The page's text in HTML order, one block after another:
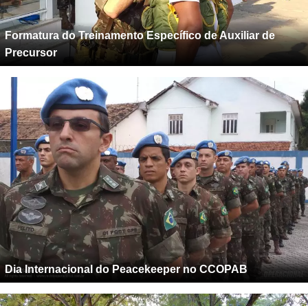
Formatura do Treinamento Específico de Auxiliar de
Precursor
Dia Internacional do Peacekeeper no CCOPAB